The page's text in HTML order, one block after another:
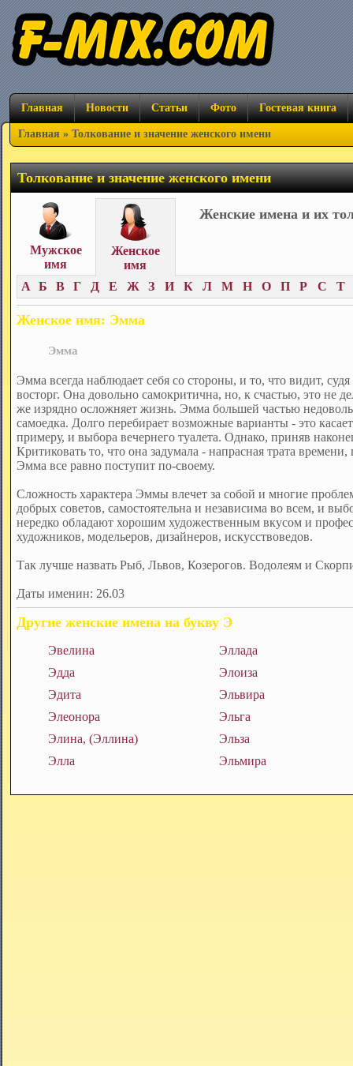
Главная Новости Статьи Фото Гостевая книга
Главная » Толкование и значение женского имени
Толкование и значение женского имени
Мужское
имя
Женское
имя
Женские имена и их
А Б В Г Д Е Ж З И К Л М Н О П Р С Т
Женское имя: Эмма
Эмма
Эмма всегда наблюдает себя со стороны, и то, что видит,
восторг. Она довольно самокритична, но, к счастью, это не
же изрядно осложняет жизнь. Эмма большей частью
самоедка. Долго перебирает возможные варианты - это
примеру, и выбора вечернего туалета. Однако, приняв
Критиковать то, что она задумала - напрасная трата
Эмма все равно поступит по-своему.
Сложность характера Эммы влечет за собой и многие
добрых советов, самостоятельна и независима во всем, и
нередко обладают хорошим художественным вкусом и
художников, модельеров, дизайнеров, искусствоведов.
Так лучше назвать Рыб, Львов, Козерогов. Водолеям и
Даты именин: 26.03
Другие женские имена на букву Э
Эвелина
Эдда
Эдита
Элеонора
Элина, (Эллина)
Элла
Эллада
Элоиза
Эльвира
Эльга
Эльза
Эльмира